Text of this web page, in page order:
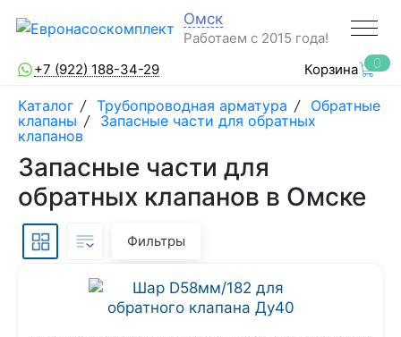
Омск
Работаем с 2015 года!
+7 (922) 188-34-29
Корзина 0
Каталог / Трубопроводная арматура / Обратные
клапаны / Запасные части для обратных
клапанов
Запасные части для
обратных клапанов в Омске
Фильтры